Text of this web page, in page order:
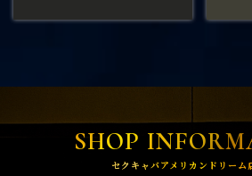
SHOP
セクキャバアメリカンドリーム